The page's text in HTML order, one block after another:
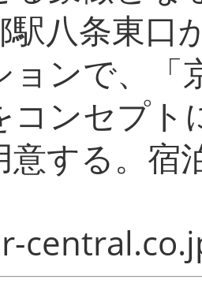
駅八条東口
ョンで、「
コンセプト
意する。宿